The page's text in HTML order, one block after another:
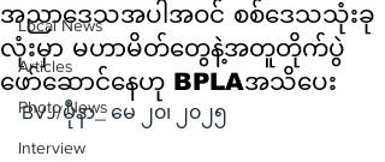
Local News
Articles
Photo News
Interview
အညာဒေသအပါအဝင် စစ်ဒေသသုံးခု
လုံးမှာ မဟာမိတ်တွေနဲ့အတူတိုက်ပွဲ
ဖော်ဆောင်နေဟု BPLAအသိပေး
BVJ/မိုနာ_ မေ ၂၀၊ ၂၀၂၅